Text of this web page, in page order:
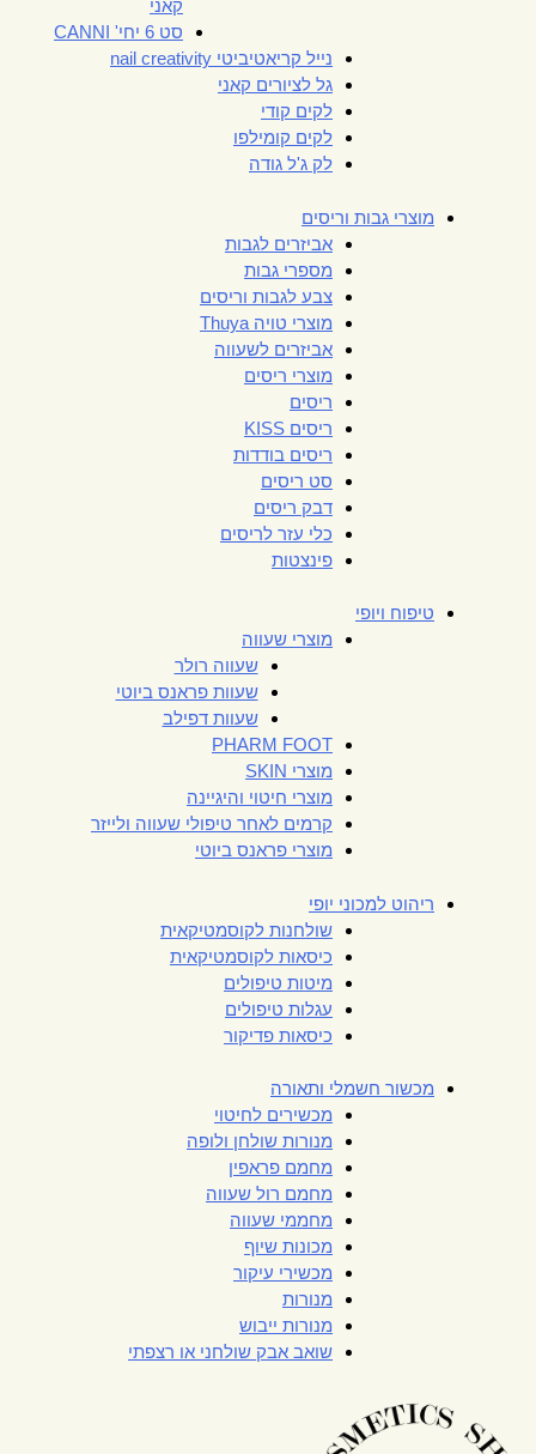
קאני
סט 6 יחי' CANNI
נייל קריאטיביטי nail creativity
גל לציורים קאני
לקים קודי
לקים קומילפו
לק ג'ל גודה
מוצרי גבות וריסים
אביזרים לגבות
מספרי גבות
צבע לגבות וריסים
מוצרי טויה Thuya
אביזרים לשעווה
מוצרי ריסים
ריסים
ריסים KISS
ריסים בודדות
סט ריסים
דבק ריסים
כלי עזר לריסים
פינצטות
טיפוח ויופי
מוצרי שעווה
שעווה רולר
שעוות פראנס ביוטי
שעוות דפילב
PHARM FOOT
מוצרי SKIN
מוצרי חיטוי והיגיינה
קרמים לאחר טיפולי שעווה ולייזר
מוצרי פראנס ביוטי
ריהוט למכוני יופי
שולחנות לקוסמטיקאית
כיסאות לקוסמטיקאית
מיטות טיפולים
עגלות טיפולים
כיסאות פדיקור
מכשור חשמלי ותאורה
מכשירים לחיטוי
מנורות שולחן ולופה
מחמם פראפין
מחמם רול שעווה
מחממי שעווה
מכונות שיוף
מכשירי עיקור
מנורות
מנורות ייבוש
שואב אבק שולחני או רצפתי